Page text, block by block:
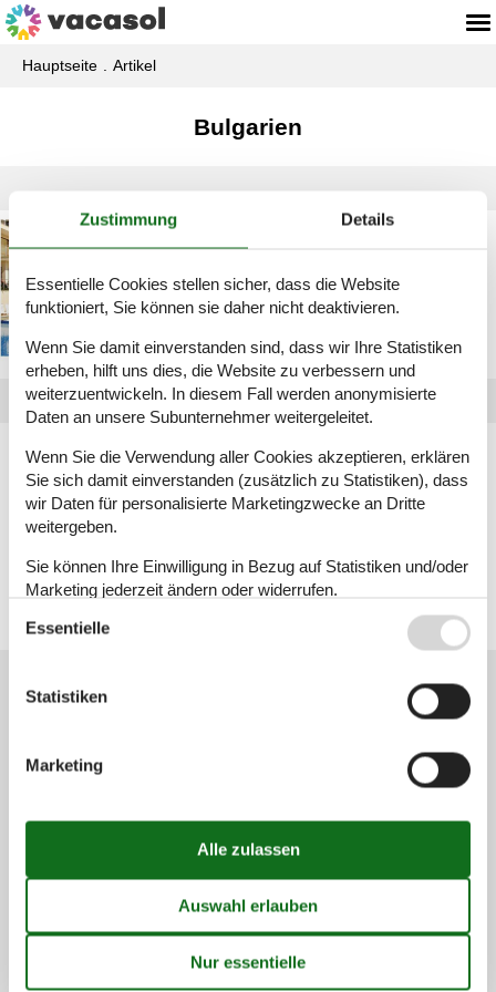
Hauptseite Artikel
Bulgarien
Artikelarten
Alle
Ferienhaus
Geografien
Alle
Kundenservice
info@vacasol.de
Öffnungszeiten
Finden Sie uns
Hamburg
Zustimmung Details
Essentielle Cookies stellen sicher, dass die Website
funktioniert, Sie können sie daher nicht deaktivieren.
Wenn Sie damit einverstanden sind, dass wir Ihre Statistiken
erheben, hilft uns dies, die Website zu verbessern und
weiterzuentwickeln. In diesem Fall werden anonymisierte
Daten an unsere Subunternehmer weitergeleitet.
Wenn Sie die Verwendung aller Cookies akzeptieren, erklären
Sie sich damit einverstanden (zusätzlich zu Statistiken), dass
wir Daten für personalisierte Marketingzwecke an Dritte
weitergeben.
Sie können Ihre Einwilligung in Bezug auf Statistiken und/oder
Marketing jederzeit ändern oder widerrufen.
Siehe auch unsere
Essentielle
Statistiken
Marketing